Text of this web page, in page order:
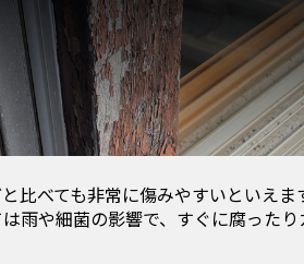
べても非常に傷みやすいといえま
雨や細菌の影響で、すぐに腐った